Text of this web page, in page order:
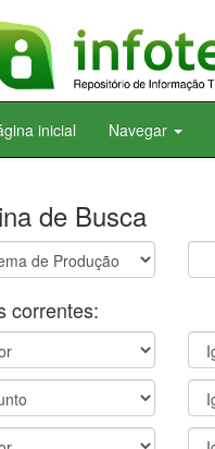
inicial Navegar
de Busca
correntes: